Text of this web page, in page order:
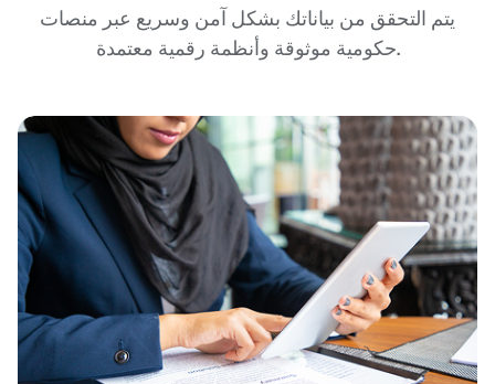
يتم التحقق من بياناتك بشكل آمن وسريع عبر منصات
حكومية موثوقة وأنظمة رقمية معتمدة.